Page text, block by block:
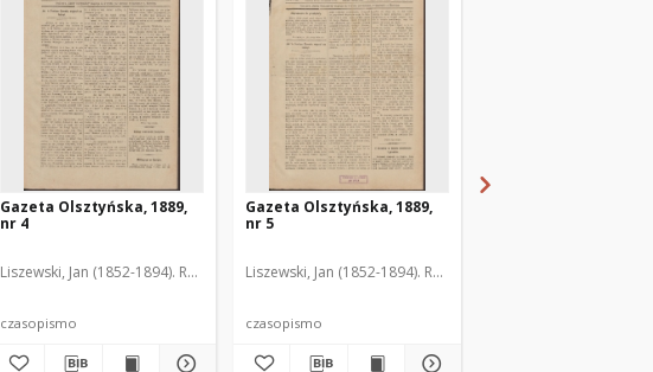
Gazeta Olsztyńska, 1889,
nr 4
Liszewski, Jan (1852-1894). Red.
czasopismo
Gazeta Olsztyńska, 1889,
nr 5
Liszewski, Jan (1852-1894). Red.
czasopismo